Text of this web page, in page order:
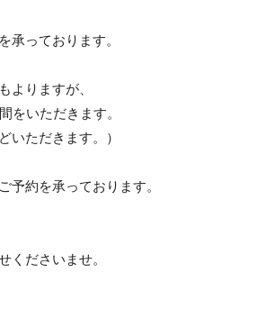
承っております。
よりますが、
をいただきます。
いただきます。）
予約を承っております。
くださいませ。